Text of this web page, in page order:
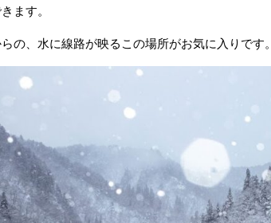
ます。
の、水に線路が映るこの場所がお気に入りです。